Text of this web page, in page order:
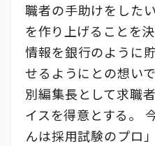
職者の手助けをした
を作り上げることを
情報を銀行のように
せるようにとの想い
別編集長として求職
イスを得意とする。
んは採用試験のプロ